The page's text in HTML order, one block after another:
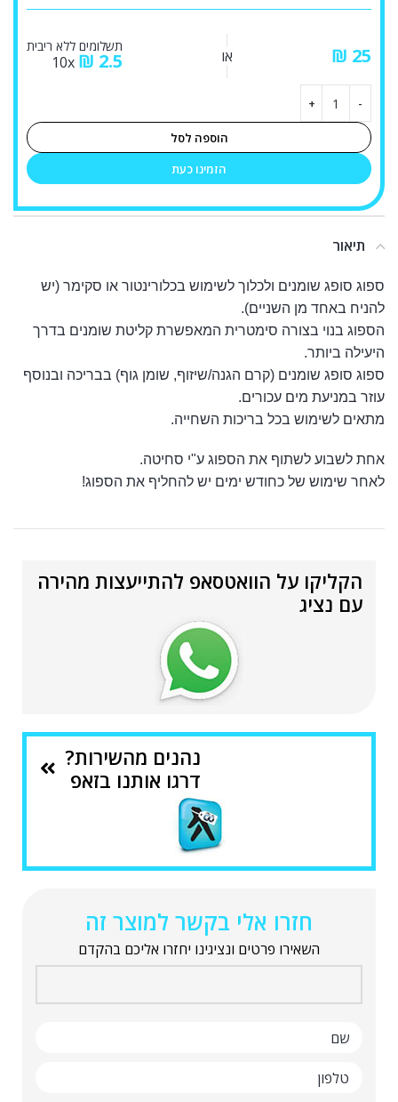
₪ או
תשלומים ללא ריבית
₪ 2.5
הוספה לסל
הזמינו כעת
תיאור
ספוג סופג שומנים ולכלוך לשימוש בכלורינטור או סקימר (יש
להניח באחד מן השניים).
הספוג בנוי בצורה סימטרית המאפשרת קליטת שומנים בדרך
היעילה ביותר.
ספוג סופג שומנים (קרם הגנה/שיזוף, שומן גוף) בבריכה ובנוסף
עוזר במניעת מים עכורים.
מתאים לשימוש בכל בריכות השחייה.
אחת לשבוע לשתוף את הספוג ע"י סחיטה.
לאחר שימוש של כחודש ימים יש להחליף את הספוג!
הקליקו על הוואטסאפ להתייעצות מהירה
עם נציג
נהנים מהשירות?
דרגו אותנו בזאפ
חזרו אלי בקשר למוצר זה
השאירו פרטים ונציגינו יחזרו אליכם בהקדם